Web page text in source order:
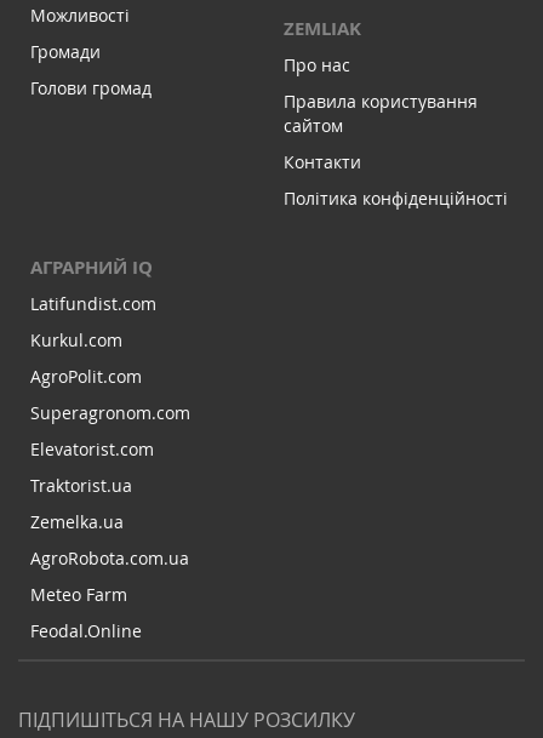
Можливості
Громади
Голови громад
ZEMLIAK
Про нас
Правила користування
сайтом
Контакти
Політика конфіденційності
АГРАРНИЙ IQ
Latifundist.com
Kurkul.com
AgroPolit.com
Superagronom.com
Elevatorist.com
Traktorist.ua
Zemelka.ua
AgroRobota.com.ua
Meteo Farm
Feodal.Online
ПІДПИШІТЬСЯ НА НАШУ РОЗСИЛКУ